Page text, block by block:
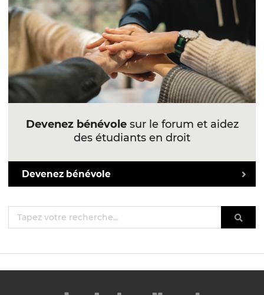
Devenez bénévolesur le forum et aidez
des étudiants en droit
Devenez bénévole